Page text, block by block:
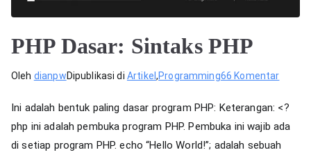
PHP Dasar: Sintaks PHP
Oleh dianpwDipublikasi di Artikel ,Programming66 Komentarpada
Dasar:
PHP
Ini adalah bentuk paling dasar program PHP: Keterangan: <?
php ini adalah pembuka program PHP. Pembuka ini wajib ada
di setiap program PHP. echo “Hello World!”; adalah sebuah